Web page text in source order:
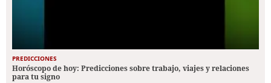
PREDICCIONES
Horóscopo de hoy: Predicciones sobre trabajo, viajes y relaciones
para tu signo